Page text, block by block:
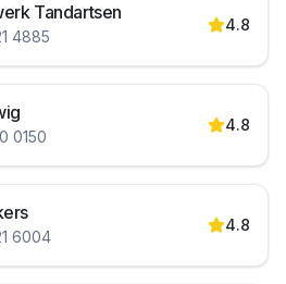
Tandartsen
4885
4.8
0150
4.8
6004
4.8